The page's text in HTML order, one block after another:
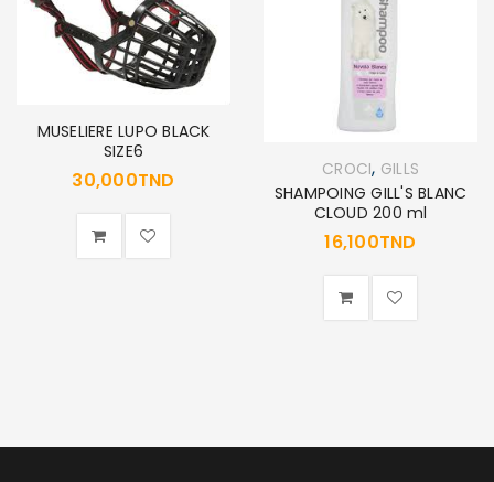
MUSELIERE LUPO BLACK
SIZE6
30,000TND CROCI, GILLS
SHAMPOING GILL'S BLANC
CLOUD 200 ml
16,100TND